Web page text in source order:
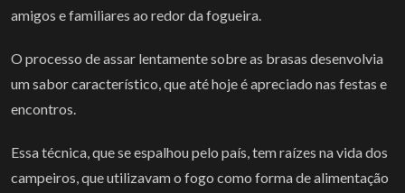
amigos e familiares ao redor da fogueira.
O processo de assar lentamente sobre as brasas desenvolvia
um sabor característico, que até hoje é apreciado nas festas e
encontros.
Essa técnica, que se espalhou pelo país, tem raízes na vida dos
campeiros, que utilizavam o fogo como forma de alimentação